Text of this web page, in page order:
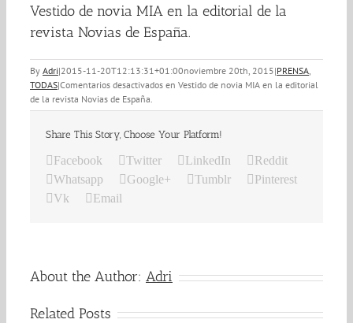
Vestido de novia MIA en la editorial de la
revista Novias de España.
By Adri|2015-11-20T12:13:31+01:00noviembre 20th, 2015|PRENSA,
TODAS|Comentarios desactivados en Vestido de novia MIA en la editorial
de la revista Novias de España.
Share This Story, Choose Your Platform!
Facebook Twitter LinkedIn
Reddit
Whatsapp
Google+ Tumblr
Pinterest
Vk
Email
About the Author: Adri
Related Posts